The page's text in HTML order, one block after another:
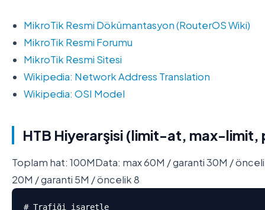
MikroTik Resmi Dökümantasyon (RouterOS Wiki)
MikroTik Resmi Forumu
MikroTik Resmi Sitesi
Wikipedia: Network Address Translation
Wikipedia: OSI Model
HTB Hiyerarşisi (limit-at, max-limit,
Toplam hat: 100MData: max 60M / garanti 30M /
20M / garanti 5M / öncelik 8
# Trafiği işaretle